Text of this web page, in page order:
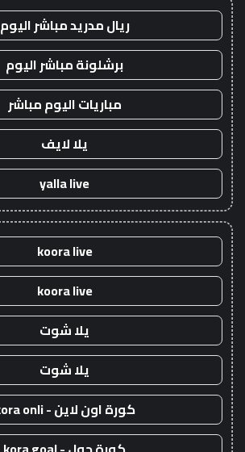
ريال مدريد مباشر اليوم
برشلونة مباشر اليوم
مباريات اليوم مباشر
يلا لايف
yalla live
koora live
koora live
يلا شوت
يلا شوت
كورة اون لاين - kora onli